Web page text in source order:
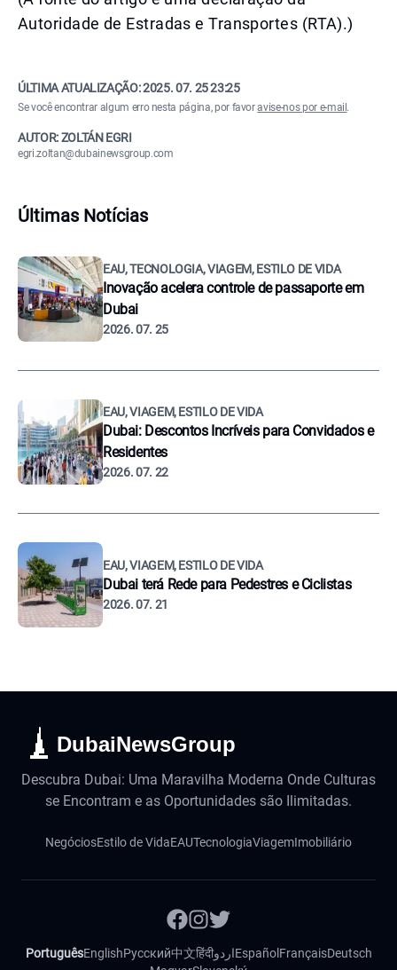
Autoridade de Estradas e Transportes (RTA).)
ÚLTIMA ATUALIZAÇÃO:2025. 07. 25 23:25
Se você encontrar algum erro nesta página, por favoravise-nos por e-mail .
AUTOR: ZOLTÁN EGRI
egri.zoltan@dubainewsgroup.com
Últimas Notícias
EAU, TECNOLOGIA, VIAGEM, ESTILO DE VIDA
Inovação acelera controle de passaporte em
Dubai
2026. 07. 25
EAU, VIAGEM, ESTILO DE VIDA
Dubai: Descontos Incríveis para Convidados e
Residentes
2026. 07. 22
EAU, VIAGEM, ESTILO DE VIDA
Dubai terá Rede para Pedestres e Ciclistas
2026. 07. 21
DubaiNewsGroup
Descubra Dubai: Uma Maravilha Moderna Onde Culturas
se Encontram e as Oportunidades são Ilimitadas.
NegóciosEstilo de VidaEAUTecnologiaViagemImobiliário
PortuguêsEnglishРусский中文हिंदीاردوEspañol FrançaisDeutsch